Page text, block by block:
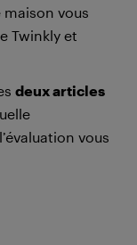
vous
Twinkly et
deux articles
vous